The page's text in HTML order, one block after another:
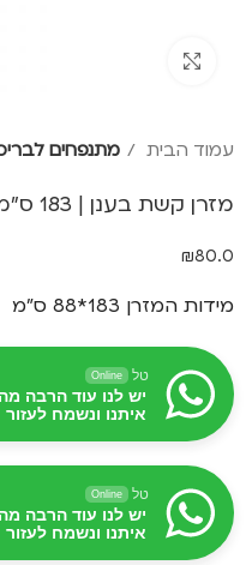
עמוד הבית מתנפחים
מזרן קשת בענן | 183 ס"מ
₪80.0
מידות המזרן 183*88 ס"מ
טל Online
יש לנו עוד הרבה
איתנו ונשמח לעזור
טל Online
יש לנו עוד הרבה
איתנו ונשמח לעזור